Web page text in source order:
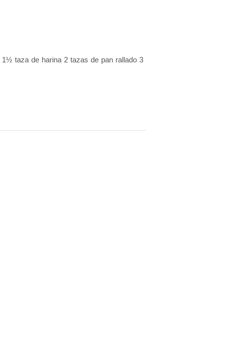
taza de harina 2 tazas de pan rallado 3